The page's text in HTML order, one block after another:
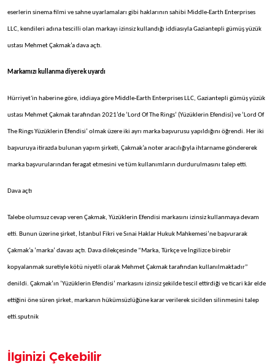
eserlerin sinema filmi ve sahne uyarlamaları gibi haklarının sahibi Middle-Earth Enterprises
LLC, kendileri adına tescilli olan markayı izinsiz kullandığı iddiasıyla Gaziantepli gümüş yüzük
ustası Mehmet Çakmak’a dava açtı.
Markamızı kullanma diyerek uyardı
Hürriyet'in haberine göre, iddiaya göre Middle-Earth Enterprises LLC, Gaziantepli gümüş yüzük
ustası Mehmet Çakmak tarafından 2021’de ‘Lord Of The Rings’ (Yüzüklerin Efendisi) ve ‘Lord Of
The Rings Yüzüklerin Efendisi’ olmak üzere iki ayrı marka başvurusu yapıldığını öğrendi. Her iki
başvuruya itirazda bulunan yapım şirketi, Çakmak’a noter aracılığıyla ihtarname göndererek
marka başvurularından feragat etmesini ve tüm kullanımların durdurulmasını talep etti.
Dava açtı
Talebe olumsuz cevap veren Çakmak, Yüzüklerin Efendisi markasını izinsiz kullanmaya devam
etti. Bunun üzerine şirket, İstanbul Fikri ve Sınai Haklar Hukuk Mahkemesi’ne başvurarak
Çakmak’a ‘marka’ davası açtı. Dava dilekçesinde “Marka, Türkçe ve İngilizce birebir
kopyalanmak suretiyle kötü niyetli olarak Mehmet Çakmak tarafından kullanılmaktadır”
denildi. Çakmak’ın ‘Yüzüklerin Efendisi’ markasını izinsiz şekilde tescil ettirdiği ve ticari kâr elde
ettiğini öne süren şirket, markanın hükümsüzlüğüne karar verilerek sicilden silinmesini talep
etti.sputnik
İlginizi Çekebilir